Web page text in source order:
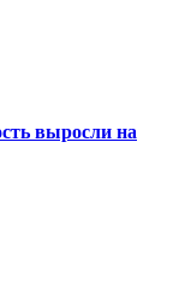
выросли на